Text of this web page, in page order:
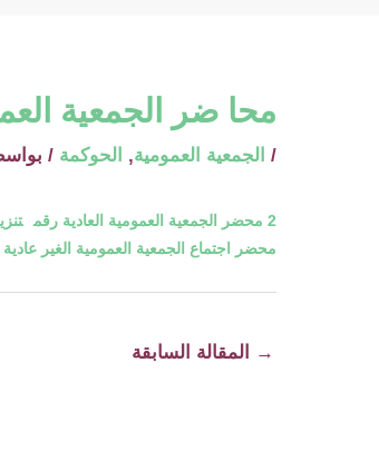
محا ضر الجمعية
/ الجمعية العمومية, الحوكمة /
2 محضر الجمعية العمومية العادية رقم
محضر اجتماع الجمعية العمومية الغير عادية
→ المقالة السابقة